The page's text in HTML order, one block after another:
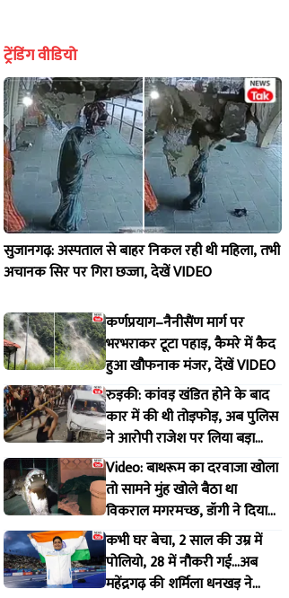
Video: बाथरूम का दरवाजा खोला तो
सामने मुंह खोले बैठा था विकराल
मगरमच्छ, डॉगी ने दिया मकान मालिक
को इशारा
Jul 30 2026 6:51 PM
कभी घर
28 में
की
रचा
Jul 30
ट्रेंडिंग वीडियो
सुजानगढ़: अस्पताल से बाहर निकल रही थी महिला, तभी
अचानक सिर पर गिरा छज्जा, देखें VIDEO
कर्णप्रयाग–नैनीसैंण मार्ग पर
भरभराकर टूटा पहाड़, कैमरे में कैद
हुआ खौफनाक मंजर, देंखें VIDEO
रुड़की: कांवड़ खंडित होने के बाद
कार में की थी तोड़फोड़, अब पुलिस
ने आरोपी राजेश पर लिया बड़ा
एक्शन
Video: बाथरूम का दरवाजा खोला
तो सामने मुंह खोले बैठा था
विकराल मगरमच्छ, डॉगी ने दिया
मकान मालिक को इशारा
कभी घर बेचा, 2 साल की उम्र में
पोलियो, 28 में नौकरी गई...अब
महेंद्रगढ़ की शर्मिला धनखड़ ने